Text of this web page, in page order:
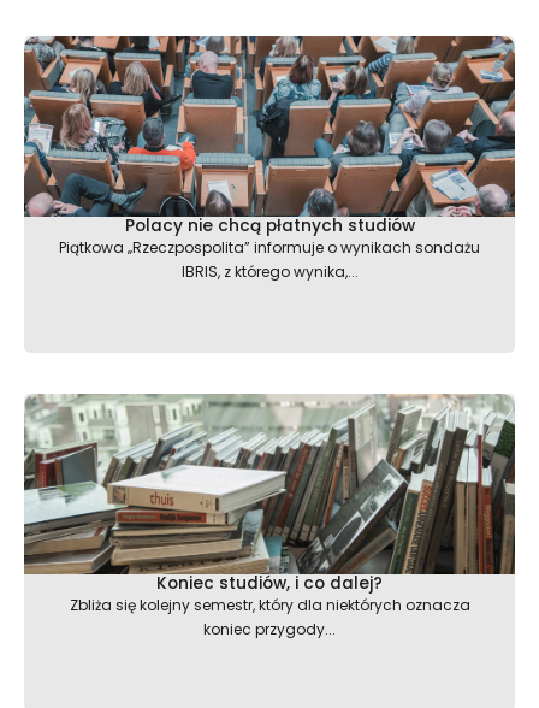
Polacy nie chcą płatnych studiów
Piątkowa „Rzeczpospolita” informuje o wynikach sondażu
IBRIS, z którego wynika,...
Koniec studiów, i co dalej?
Zbliża się kolejny semestr, który dla niektórych oznacza
koniec przygody...